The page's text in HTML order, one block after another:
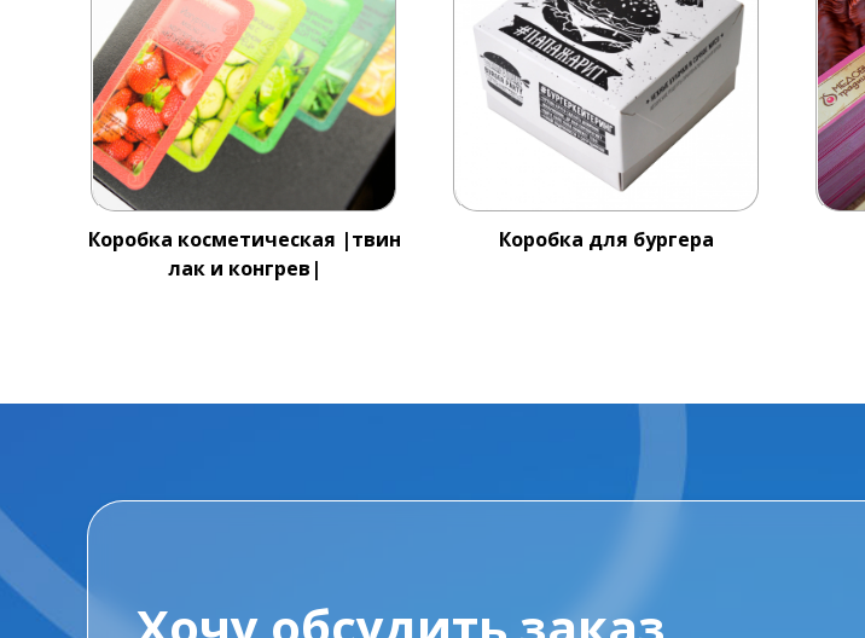
Коробка косметическая |твин
лак и конгрев|
Коробка для бургера